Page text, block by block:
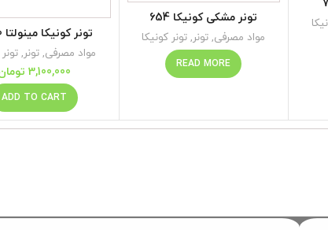
تونر مشکی کونیکا 654
مواد مصرفی, تونر, تونر کونیکا
READ MORE
تونر کونیکا مینولتا c450
مواد مصرفی, تونر,
3,100,000
ADD TO CART